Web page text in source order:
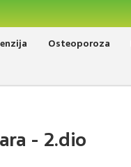
Osteoporoza
- 2.dio